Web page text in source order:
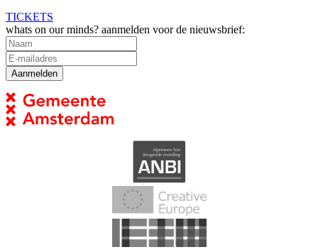
TICKETS
whats on our minds? aanmelden voor de nieuwsbrief: